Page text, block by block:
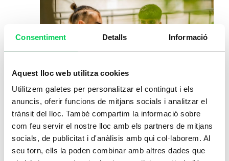
Consentiment Detalls Informació
Aquest lloc web utilitza cookies
Utilitzem galetes per personalitzar el contingut i els
anuncis, oferir funcions de mitjans socials i analitzar el
trànsit del lloc. També compartim la informació sobre
com feu servir el nostre lloc amb els partners de mitjans
socials, de publicitat i d'anàlisis amb qui col·laborem. Al
seu torn, ells la poden combinar amb altres dades que
Continuidad académica
después de la Formación
Profesional